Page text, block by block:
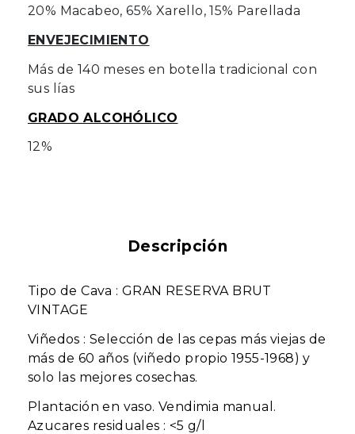
20% Macabeo, 65% Xarello, 15% Parellada
ENVEJECIMIENTO
Más de 140 meses en botella tradicional con
sus lías
GRADO ALCOHÓLICO
12%
Descripción
Tipo de Cava : GRAN RESERVA BRUT
VINTAGE
Viñedos : Selección de las cepas más viejas de
más de 60 años (viñedo propio 1955-1968) y
solo las mejores cosechas.
Plantación en vaso. Vendimia manual.
Azucares residuales : <5 g/l